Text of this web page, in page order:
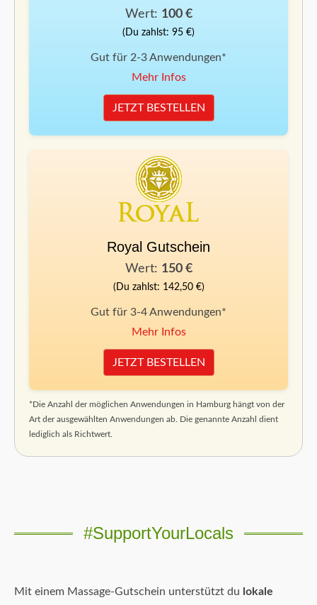
Wert: 100 €
(Du zahlst: 95 €)
Gut für 2-3 Anwendungen*
Mehr Infos
JETZT BESTELLEN
Royal Gutschein
Wert: 150 €
(Du zahlst: 142,50 €)
Gut für 3-4 Anwendungen*
Mehr Infos
JETZT BESTELLEN
*Die Anzahl der möglichen Anwendungen in Hamburg hängt von der
Art der ausgewählten Anwendungen ab. Die genannte Anzahl dient
lediglich als Richtwert.
#SupportYourLocals
Mit einem Massage-Gutschein unterstützt du lokale